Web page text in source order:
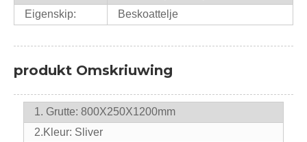
Eigenskip:
Beskoattelje
produkt Omskriuwing
1. Grutte: 800X250X1200mm
2.Kleur: Sliver